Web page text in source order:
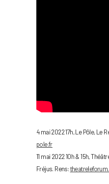
4 mai 2022 17h, Le Pôle, Le
pole.fr
11 mai 2022 10h & 15h,
Fréjus. Rens: